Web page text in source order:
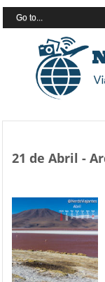
21 de Abril -